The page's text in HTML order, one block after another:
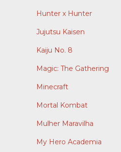
Hunter x Hunter
Jujutsu Kaisen
Kaiju No. 8
Magic: The Gathering
Minecraft
Mortal Kombat
Mulher Maravilha
My Hero Academia